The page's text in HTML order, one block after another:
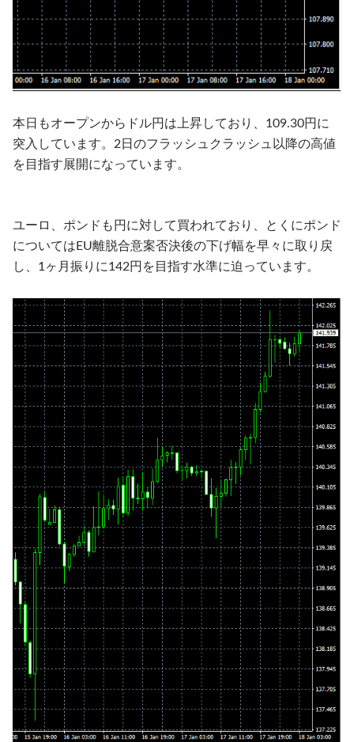
本日もオープンからドル円は上昇しており、109.30円に
突入しています。2日のフラッシュクラッシュ以降の高値
を目指す展開になっています。
ユーロ、ポンドも円に対して買われており、とくにポンド
についてはEU離脱合意案否決後の下げ幅を早々に取り戻
し、1ヶ月振りに142円を目指す水準に迫っています。